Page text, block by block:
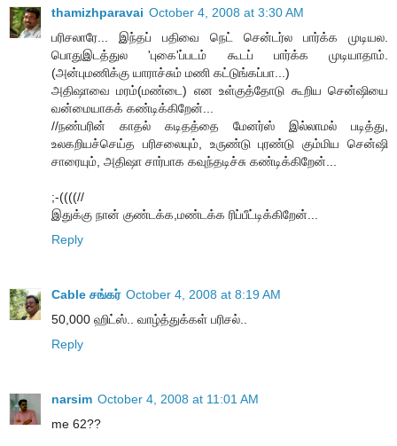
thamizhparavai October 4, 2008 at 3:30 AM
பரிசலாரே... இந்தப் பதிவை நெட் சென்டர்ல பார்க்க முடியல.
பொதுஇடத்துல 'புகை'ப்படம் கூடப் பார்க்க முடியாதாம்.
(அன்புமணிக்கு யாராச்சும் மணி கட்டுங்கப்பா...)
அதிஷாவை மரம்(மண்டை) என உள்குத்தோடு கூறிய சென்ஷியை
வன்மையாகக் கண்டிக்கிறேன்...
//நண்பரின் காதல் கடிதத்தை மேனர்ஸ் இல்லாமல் படித்து,
உலகறியச்செய்த பரிசலையும், உருண்டு புரண்டு கும்மிய சென்ஷி
சாரையும், அதிஷா சார்பாக கவுந்தடிச்சு கண்டிக்கிறேன்...
;-((((//
இதுக்கு நான் குண்டக்க,மண்டக்க ரிப்பீட்டிக்கிறேன்...
Reply
Cable சங்கர் October 4, 2008 at 8:19 AM
50,000 ஹிட்ஸ்.. வாழ்த்துக்கள் பரிசல்..
Reply
narsim October 4, 2008 at 11:01 AM
me 62??